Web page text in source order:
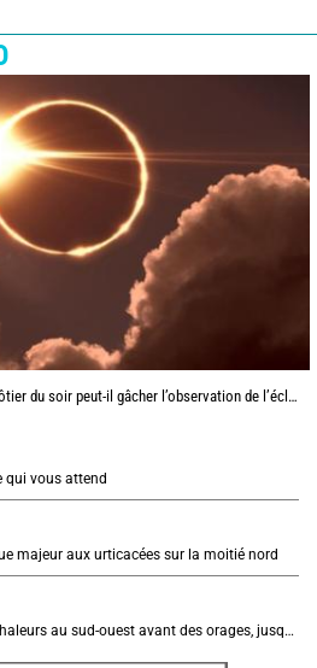
soir peut-il gâcher l’observation de l’éclipse à la plage ?
qui vous attend
majeur aux urticacées sur la moitié nord
Météo aujourd'hui : très fortes chaleurs au sud-ouest avant des orages, jusqu'à 39°C